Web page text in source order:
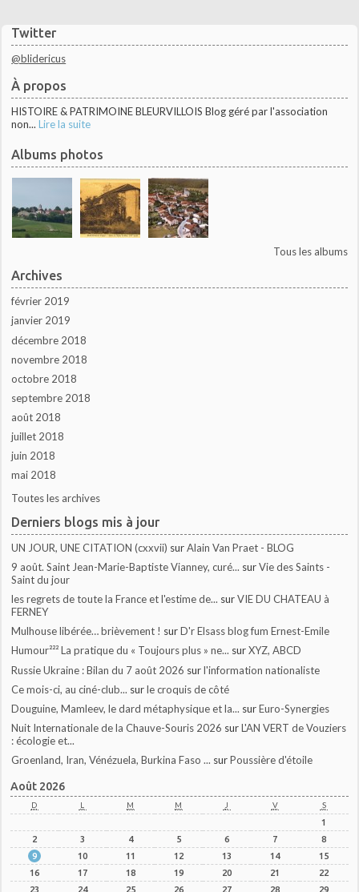
Twitter
@blidericus
À propos
HISTOIRE & PATRIMOINE BLEURVILLOIS Blog géré par l'association
non... Lire la suite
Albums photos
Tous les albums
Archives
février 2019
janvier 2019
décembre 2018
novembre 2018
octobre 2018
septembre 2018
août 2018
juillet 2018
juin 2018
mai 2018
Toutes les archives
Derniers blogs mis à jour
UN JOUR, UNE CITATION (cxxvii) surAlain Van Praet - BLOG
9 août. Saint Jean-Marie-Baptiste Vianney, curé... surVie des Saints -
Saint du jour
les regrets de toute la France et l'estime de... surVIE DU CHATEAU à
FERNEY
Mulhouse libérée… brièvement ! surD'r Elsass blog fum Ernest-Emile
Humour²²² La pratique du « Toujours plus » ne... surXYZ, ABCD
Russie Ukraine : Bilan du 7 août 2026 surl'information nationaliste
Ce mois-ci, au ciné-club... surle croquis de côté
Douguine, Mamleev, le dard métaphysique et la... surEuro-Synergies
Nuit Internationale de la Chauve-Souris 2026 surL'AN VERT de Vouziers
: écologie et...
Groenland, Iran, Vénézuela, Burkina Faso ... surPoussière d'étoile
Août 2026
D L M M J V S
1
2
3 4 5 6 7
8
9
10 11 12 13 14
15
16
17 18 19 20 21
22
23
24 25 26 27 28
29